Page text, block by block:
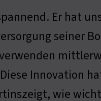
Er hat
seiner
Innovation
wie